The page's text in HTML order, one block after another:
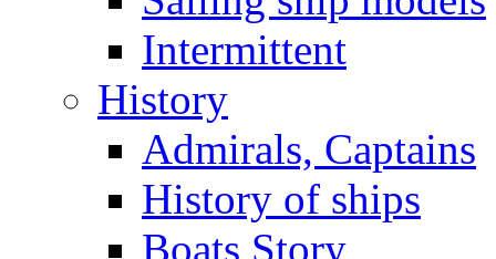
Intermittent
History
Admirals, Captains
History of ships
Boats Story